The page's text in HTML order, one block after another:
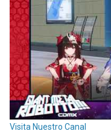
Visita Nuestro Canal